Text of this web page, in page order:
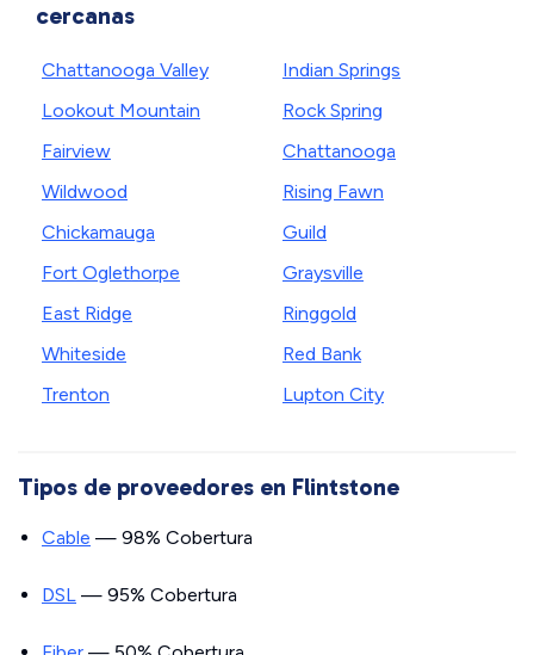
cercanas
Chattanooga Valley
Lookout Mountain
Fairview
Wildwood
Chickamauga
Fort Oglethorpe
East Ridge
Whiteside
Trenton
Indian Springs
Rock Spring
Chattanooga
Rising Fawn
Guild
Graysville
Ringgold
Red Bank
Lupton City
Tipos de proveedores en Flintstone
Cable — 98% Cobertura
DSL — 95% Cobertura